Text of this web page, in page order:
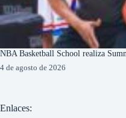
NBA Basketball School realiza
4 de agosto de 2026
Enlaces: